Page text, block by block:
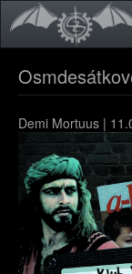
Přejít k hlavnímu
Demi Mortuus |